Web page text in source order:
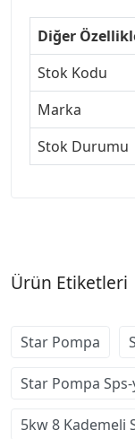
Diğer
Stok Kodu
Marka
Stok Durumu
Ürün Etiketleri
Star Pompa
Star Pompa
5kw 8 Kademeli